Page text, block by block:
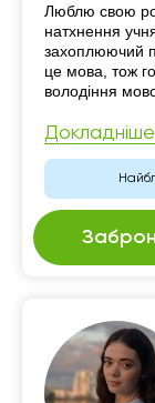
Резюме
Люблю свою
натхнення
захоплюючий
це мова, тож
володіння